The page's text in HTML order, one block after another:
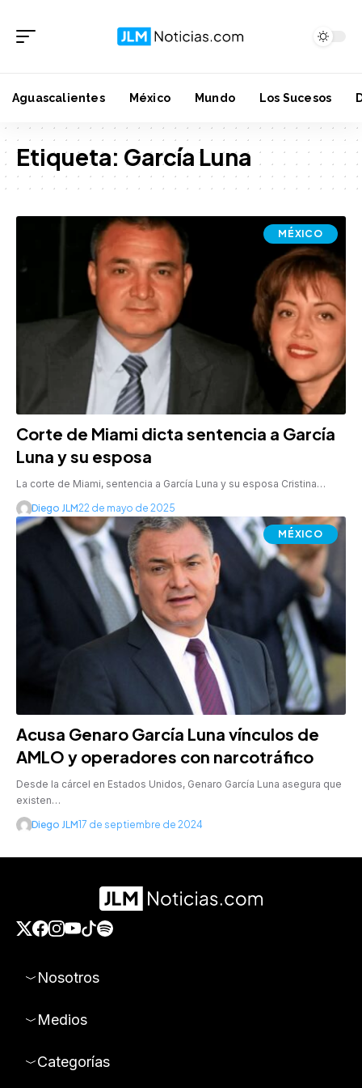
Aguascalientes México Mundo Los Sucesos
Etiqueta: García Luna
MÉXICO
Corte de Miami dicta sentencia a García
Luna y su esposa
La corte de Miami, sentencia a García Luna y su esposa Cristina…
Diego JLM22 de mayo de 2025
MÉXICO
Acusa Genaro García Luna vínculos de
AMLO y operadores con narcotráfico
Desde la cárcel en Estados Unidos, Genaro García Luna asegura que
existen…
Diego JLM17 de septiembre de 2024
Nosotros
Medios
Categorías